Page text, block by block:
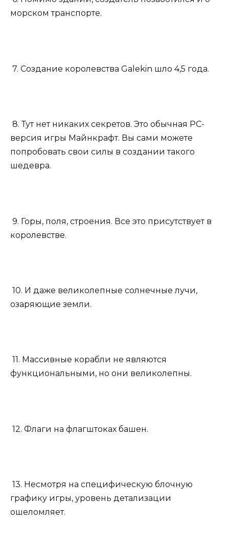
морском транспорте.
7. Создание королевства Galekin шло 4,5 года.
8. Тут нет никаких секретов. Это обычная PC-
версия игры Майнкрафт. Вы сами можете
попробовать свои силы в создании такого
шедевра.
9. Горы, поля, строения. Все это присутствует в
королевстве.
10. И даже великолепные солнечные лучи,
озаряющие земли.
11. Массивные корабли не являются
функциональными, но они великолепны.
12. Флаги на флагштоках башен.
13. Несмотря на специфическую блочную
графику игры, уровень детализации
ошеломляет.